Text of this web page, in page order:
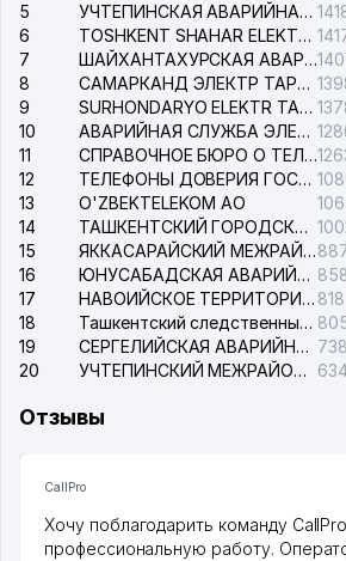
5
УЧТЕПИНСКАЯ АВАРИЙНАЯ СЛУЖБА ЭЛЕКТРОСЕТИ
6
TOSHKENT SHAHAR ELEKTR TARMOQLARI KORXONASI АО
7
ШАЙХАНТАХУРСКАЯ АВАРИЙНАЯ СЛУЖБА ЭЛЕКТРОСЕТИ
8
САМАРКАНД ЭЛЕКТР ТАРМОКЛАРИ АО
9
SURHONDARYO ELEKTR TARMOKLARI АО
10
АВАРИЙНАЯ СЛУЖБА ЭЛЕКТРОСЕТИ ТАШКЕНТСКОГО РАЙОНА
11
СПРАВОЧНОЕ БЮРО О ТЕЛЕФОНАХ ОРГАНИЗАЦИЙ г. ТАШКЕНТА
12
ТЕЛЕФОНЫ ДОВЕРИЯ ГОСУДАРСТВЕННОГО ЦЕНТРА ТЕСТИРОВАНИЯ
13
O'ZBEKTELEKOM АО
14
ТАШКЕНТСКИЙ ГОРОДСКОЙ СУД ПО ГРАЖДАНСКИМ ДЕЛАМ
15
ЯККАСАРАЙСКИЙ МЕЖРАЙОННЫЙ СУД ПО ГРАЖДАНСКИМ ДЕЛАМ
16
ЮНУСАБАДСКАЯ АВАРИЙНАЯ СЛУЖБА ЭЛЕКТРОСЕТИ
17
НАВОИЙСКОЕ ТЕРРИТОРИАЛЬНОЕ ПРЕДПРИЯТИЕ ЭЛЕКТРОСЕТИ АО 818
18
Ташкентский следственный изолятор
19
СЕРГЕЛИЙСКАЯ АВАРИЙНАЯ СЛУЖБА ЭЛЕКТРОСЕТИ 738
20
УЧТЕПИНСКИЙ МЕЖРАЙОННЫЙ СУД ПО ГРАЖДАНСКИМ ДЕЛАМ 634
Отзывы
CallPro
Хочу поблагодарить команду
профессиональную работу.